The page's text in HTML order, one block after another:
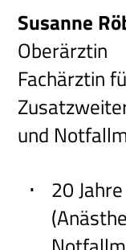
Susanne
Oberärztin
Fachärztin
und
20